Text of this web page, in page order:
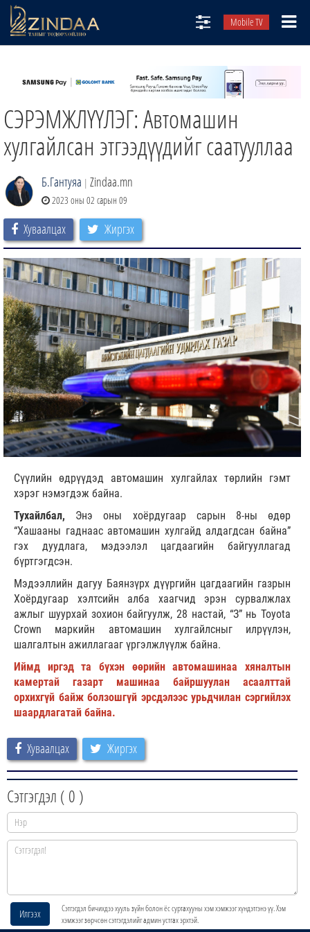
Mobile TV
ТВ8
ӨГЛӨӨНИЙ СОНИН
АУДИО ЗОХИОЛ
ЗИНДАА СЭТГҮҮЛ
СЭРЭМЖЛҮҮЛЭГ: Автомашин
хулгайлсан этгээдүүдийг саатууллаа
Б.Гантуяа | Zindaa.mn
2023 оны 02 сарын 09
Хуваалцах Жиргэх
Сүүлийн өдрүүдэд автомашин хулгайлах төрлийн гэмт
хэрэг нэмэгдэж байна.
Тухайлбал, Энэ оны хоёрдугаар сарын 8-ны өдөр
“Хашааны гаднаас автомашин хулгайд алдагдсан байна”
гэх дуудлага, мэдээлэл цагдаагийн байгууллагад
бүртгэгдсэн.
Мэдээллийн дагуу Баянзүрх дүүргийн цагдаагийн газрын
Хоёрдугаар хэлтсийн алба хаагчид эрэн сурвалжлах
ажлыг шуурхай зохион байгуулж, 28 настай, “З” нь Toyota
Crown маркийн автомашин хулгайлсныг илрүүлэн,
шалгалтын ажиллагааг үргэлжлүүлж байна.
Иймд иргэд та бүхэн өөрийн автомашинаа хяналтын
камертай газарт машинаа байршуулан асаалттай
орхихгүй байж болзошгүй эрсдэлээс урьдчилан сэргийлэх
шаардлагатай байна.
Хуваалцах Жиргэх
Сэтгэгдэл ( 0 )
Илгээх
Сэтгэгдэл бичихдээ хууль зүйн болон ёс суртахууны хэм хэмжээг хүндэтгэнэ үү. Хэм
хэмжээг зөрчсөн сэтгэгдэлийг админ устгах эрхтэй.